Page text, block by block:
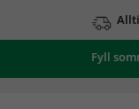
Fyll